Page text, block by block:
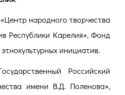
народного творчества
Республики Карелия», Фонд
инициатив.
Российский
имени В.Д. Поленова»,